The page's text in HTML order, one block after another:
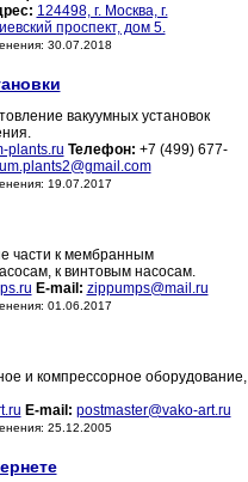
124498, г. Москва, г.
проспект, дом 5.
30.07.2018
вакуумных установок
plants.ru Телефон: +7 (499) 677-
19.07.2017
части к мембранным
к винтовым насосам.
E-mail: zippumps@mail.ru
01.06.2017
и компрессорное оборудование,
E-mail: postmaster@vako-art.ru
25.12.2005